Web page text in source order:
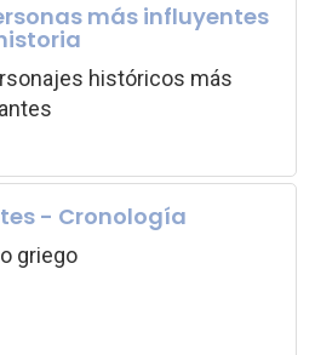
más influyentes
históricos más
- Cronología
griego